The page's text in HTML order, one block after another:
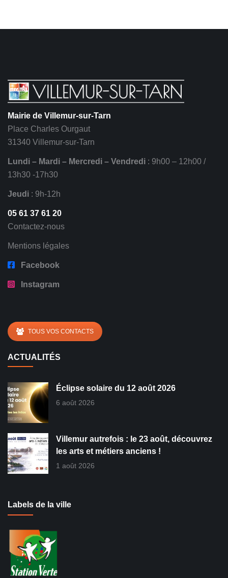
Mairie de Villemur-sur-Tarn
Place Charles Ourgaut
31340 Villemur-sur-Tarn
Lundi – Mardi – Mercredi – Vendredi : 9h00 – 12h00 /
13h30 -17h30
Jeudi : 9h-12h
05 61 37 61 20
Contactez-nous
Mentions légales
Facebook
Instagram
TOUS VOS CONTACTS
ACTUALITÉS
Éclipse solaire du 12 août 2026
6 août 2026
Villemur autrefois : le 23 août, découvrez
les arts et métiers anciens !
1 août 2026
Labels de la ville